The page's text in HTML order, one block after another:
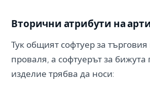
Вторични атрибути на
Тук общият софтуер за
проваля, а софтуерът за бижута
изделие трябва да носи: